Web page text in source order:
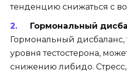
тенденцию снижаться с
Гормональный
Гормональный
уровня тестостерона,
снижению либидо.